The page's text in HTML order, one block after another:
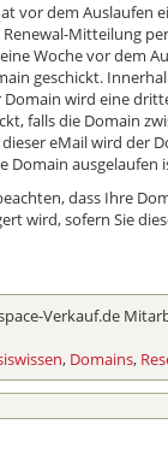
vor dem Auslaufen
Mitteilung
Woche vor dem
geschickt.
Domain wird eine
falls die Domain
eMail wird der
Domain ausgelaufen
dass Ihre
wird, sofern Sie
Verkauf.de
, Domains,